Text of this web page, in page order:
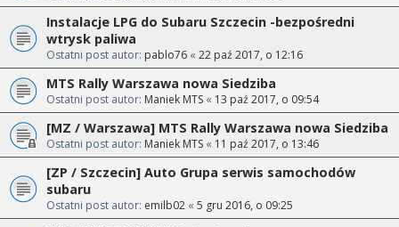
Instalacje LPG do Subaru Szczecin -bezpośredni
wtrysk paliwa
Ostatni post autor: pablo76 « 22 paź 2017, o 12:16
MTS Rally Warszawa nowa Siedziba
Ostatni post autor: Maniek MTS « 13 paź 2017, o 09:54
[MZ / Warszawa] MTS Rally Warszawa nowa Siedziba
Ostatni post autor: Maniek MTS « 11 paź 2017, o 13:46
[ZP / Szczecin] Auto Grupa serwis samochodów
subaru
Ostatni post autor: emilb02 « 5 gru 2016, o 09:25